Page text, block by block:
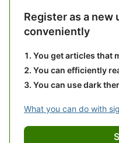
Register as a new
conveniently
You get articles that
You can efficiently
You can use dark
What you can do with